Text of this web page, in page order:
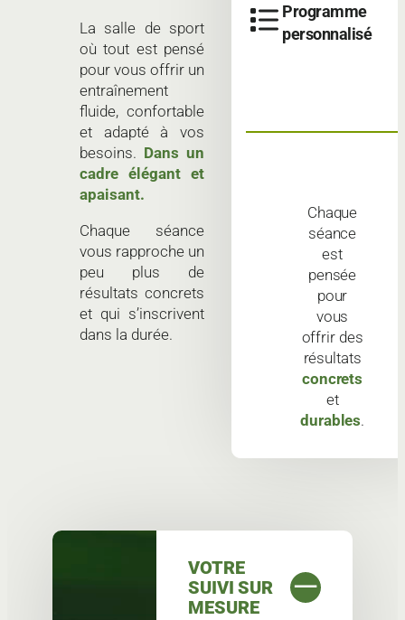
La salle de sport
où tout est pensé
pour vous offrir un
entraînement
fluide, confortable
et adapté à vos
besoins. Dans un
cadre élégant et
apaisant.
Chaque séance
vous rapproche un
peu plus de
résultats concrets
et qui s’inscrivent
dans la durée.
Programme
personnalisé
Chaque
séance
est
pensée
pour
vous
offrir des
résultats
concrets
et
durables.
VOTRE
SUIVI SUR
MESURE